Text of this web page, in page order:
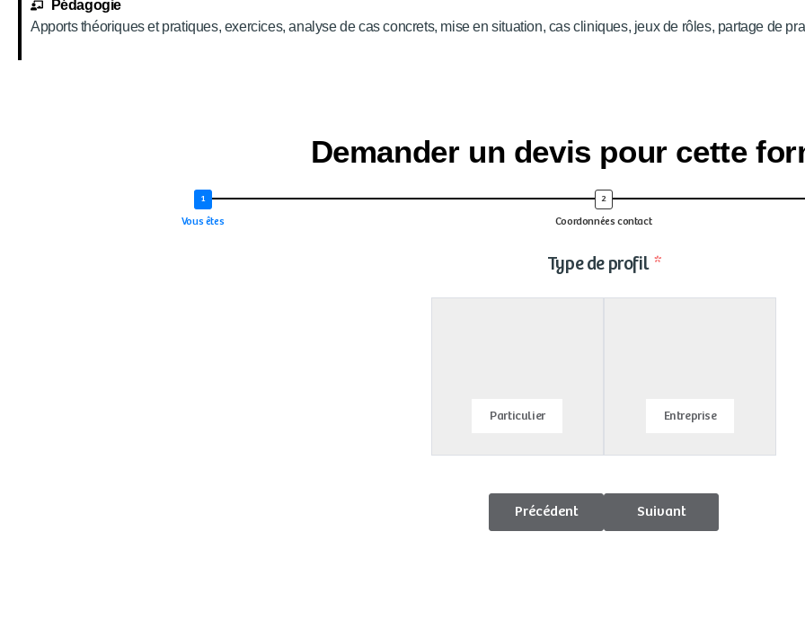
Pédagogie
Apports théoriques et pratiques, exercices, analyse de cas concrets, mise en situation, cas cliniques, jeux de rôles, partage de
Demander un devis pour cette
Vous êtes Coordonnées contact
Type de profil
Particulier Entreprise
Précédent Suivant